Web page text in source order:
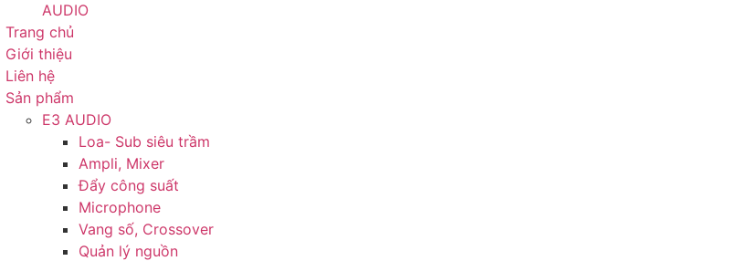
AUDIO
Trang chủ
Giới thiệu
Liên hệ
Sản phẩm
E3 AUDIO
Loa- Sub siêu trầm
Ampli, Mixer
Đẩy công suất
Microphone
Vang số, Crossover
Quản lý nguồn